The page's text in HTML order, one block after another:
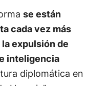
se están
cada vez más
expulsión de
inteligencia
diplomática en